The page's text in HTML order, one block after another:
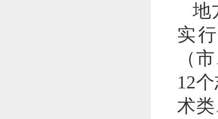
地
实
（
12
术